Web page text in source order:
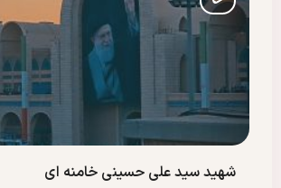
شهید سید علی حسینی خامنه ای